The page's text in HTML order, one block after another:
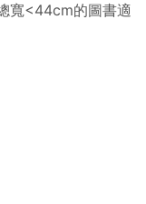
寬<44cm的圖書適